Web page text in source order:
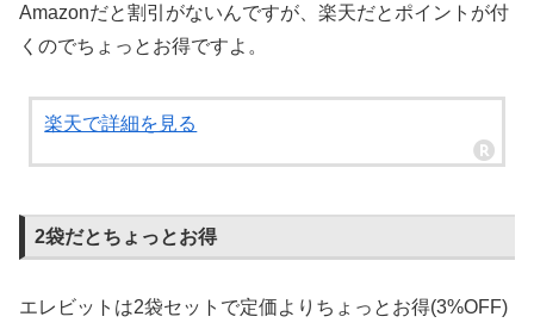
Amazonだと割引がないんですが、楽天だとポイントが付
くのでちょっとお得ですよ。
楽天で詳細を見る
2袋だとちょっとお得
エレビットは2袋セットで定価よりちょっとお得(3%OFF)